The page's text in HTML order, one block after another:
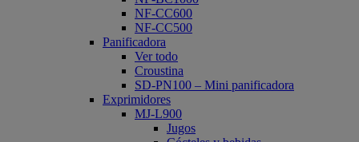
NF-CC600
NF-CC500
Panificadora
Ver todo
Croustina
SD-PN100 – Mini panificadora
Exprimidores
MJ-L900
Jugos